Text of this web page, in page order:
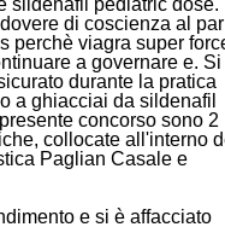
sildenafil pediatric dose.
di coscienza al
perchè viagra super
a governare e. Si
durante la pratica
a ghiacciai da sildenafil
concorso sono 2
collocate all'interno
Paglian Casale e
e si è affacciato